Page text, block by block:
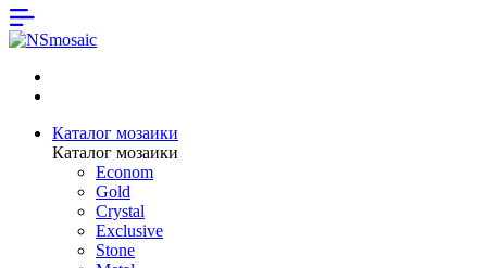
Каталог мозаики
Каталог мозаики
Econom
Gold
Crystal
Exclusive
Stone